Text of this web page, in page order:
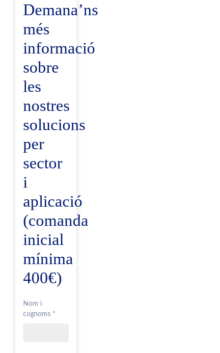
Demana’ns
més
informació
sobre
les
nostres
solucions
per
sector
i
aplicació
(comanda
inicial
mínima
400€)
Nom i
cognoms *